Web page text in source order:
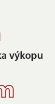
výkopu